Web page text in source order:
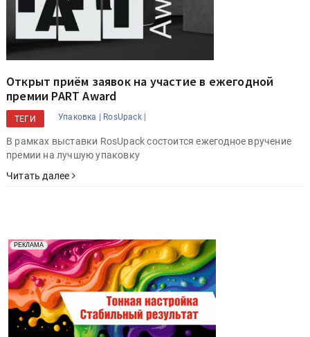
Открыт приём заявок на участие в ежегодной
премии PART Award
ТЕГИ Упаковка | RosUpack |
В рамках выставки RosUpack состоится ежегодное вручение
премии на лучшую упаковку
Читать далее
РЕКЛАМА
Реклама. Рекламодатель ООО "Передовые Системы
Печати" erid: 2SDnjd2d4Qz